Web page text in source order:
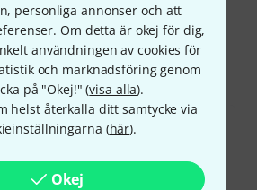
personliga annonser och att
Om detta är okej för dig,
användningen av cookies för
och marknadsföring genom
på "Okej!" (visa alla).
helst återkalla ditt samtycke via
(här).
Okej
Visste du?
Nedladdningar